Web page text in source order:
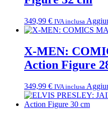
349,99 € IVA inclusa
X-MEN:
Action Figure
349,99 € IVA inclusa